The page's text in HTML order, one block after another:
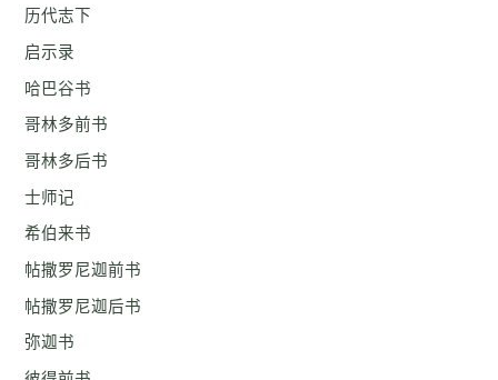
历代志下
启示录
哈巴谷书
哥林多前书
哥林多后书
士师记
希伯来书
帖撒罗尼迦前书
帖撒罗尼迦后书
弥迦书